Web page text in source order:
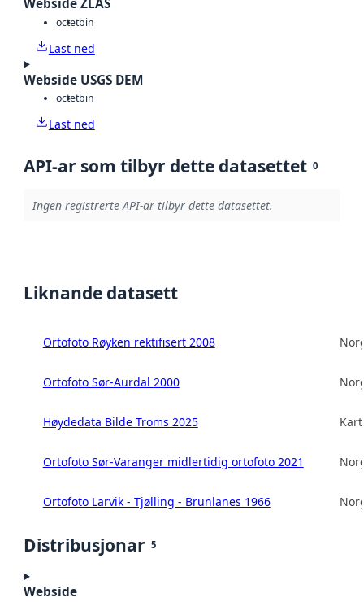
Webside ZLAS
octetbin
Last ned
Webside USGS DEM
octetbin
Last ned
API-ar som tilbyr dette datasettet 0
Ingen registrerte API-ar tilbyr dette datasettet.
Liknande datasett
Ortofoto Røyken rektifisert 2008
Ortofoto Sør-Aurdal 2000
Høydedata Bilde Troms 2025
Ortofoto Sør-Varanger midlertidig ortofoto 2021
Ortofoto Larvik - Tjølling - Brunlanes 1966
Distribusjonar 5
Webside